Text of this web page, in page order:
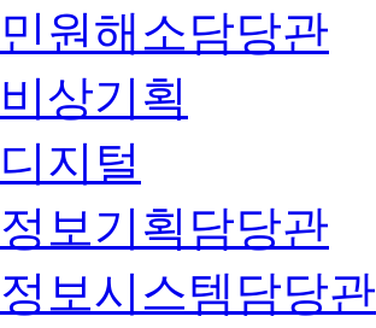
민원해소담당관
비상기획
디지털
정보기획담당관
정보시스템담당관